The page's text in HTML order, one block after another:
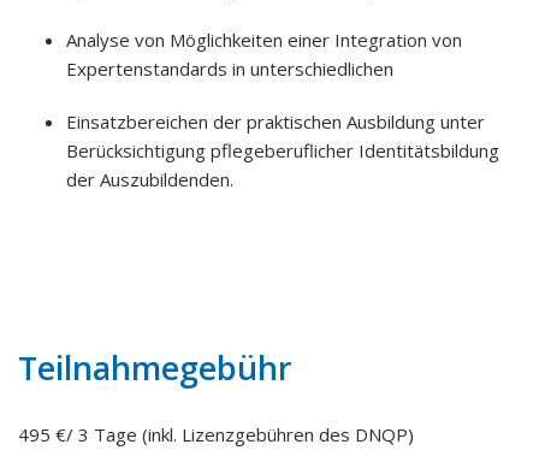
Analyse von Möglichkeiten einer Integration von
Expertenstandards in unterschiedlichen
Einsatzbereichen der praktischen Ausbildung unter
Berücksichtigung pflegeberuflicher Identitätsbildung
der Auszubildenden.
Teilnahmegebühr
495 €/ 3 Tage (inkl. Lizenzgebühren des DNQP)